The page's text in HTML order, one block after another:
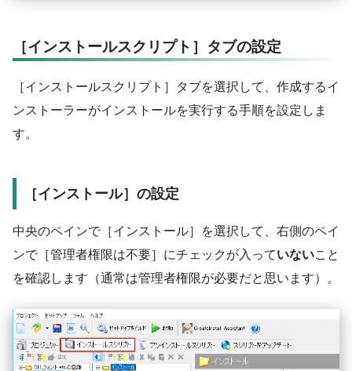
［インストールスクリプト］タブの設定
［インストールスクリプト］タブを選択して、作成するイ
ンストーラーがインストールを実行する手順を設定しま
す。
［インストール］の設定
中央のペインで［インストール］を選択して、右側のペイ
ンで［管理者権限は不要］にチェックが入っていないこと
を確認します（通常は管理者権限が必要だと思います）。